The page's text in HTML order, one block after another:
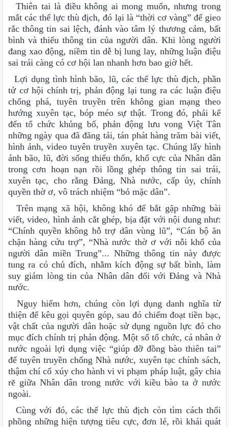
Thiên tai là điều không ai mong muốn, nhưng trong
mắt các thế lực thù địch, đó lại là “thời cơ vàng” để gieo
rắc thông tin sai lệch, đánh vào tâm lý thương cảm, bất
bình và thiếu thông tin của người dân. Khi lòng người
đang xao động, niềm tin dễ bị lung lay, những luận điệu
sai trái càng có cơ hội lan nhanh hơn bao giờ hết.
Lợi dụng tình hình bão, lũ, các thế lực thù địch, phần
tử cơ hội chính trị, phản động lại tung ra các luận điệu
chống phá, tuyên truyền trên không gian mạng theo
hướng xuyên tạc, bóp méo sự thật. Trong đó, phải kể
đến tổ chức khủng bố, phản động lưu vong Việt Tân
những ngày qua đã đăng tải, tán phát hàng trăm bài viết,
hình ảnh, video tuyên truyền xuyên tạc. Chúng lấy hình
ảnh bão, lũ, đời sống thiếu thốn, khổ cực của Nhân dân
trong cơn hoạn nạn rồi lồng ghép thông tin sai trái,
xuyên tạc, cho rằng Đảng, Nhà nước, cấp ủy, chính
quyền thờ ơ, vô trách nhiệm “bỏ mặc dân”.
Trên mạng xã hội, không khó để bắt gặp những bài
viết, video, hình ảnh cắt ghép, bịa đặt với nội dung như:
“Chính quyền không hỗ trợ dân vùng lũ”, “Cán bộ ăn
chặn hàng cứu trợ”, “Nhà nước thờ ơ với nỗi khổ của
người dân miền Trung”... Những thông tin này được
tung ra có chủ đích, nhằm kích động sự bất bình, làm
suy giảm lòng tin của Nhân dân đối với Đảng và Nhà
nước.
Nguy hiểm hơn, chúng còn lợi dụng danh nghĩa từ
thiện để kêu gọi quyên góp, sau đó chiếm đoạt tiền bạc,
vật chất của người dân hoặc sử dụng nguồn lực đó cho
mục đích chính trị phản động. Một số tổ chức, cá nhân ở
nước ngoài lợi dụng việc “giúp đỡ đồng bào thiên tai”
để tuyên truyền chống Nhà nước, xuyên tạc chính sách,
thậm chí cổ xúy cho hành vi vi phạm pháp luật, gây chia
rẽ giữa Nhân dân trong nước với kiều bào ta ở nước
ngoài.
Cùng với đó, các thế lực thù địch còn tìm cách thổi
phồng những hiện tượng tiêu cực, đơn lẻ, rồi khái quát